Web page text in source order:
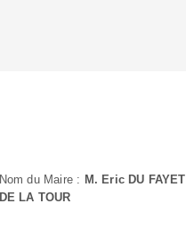
Nom du Maire : M. Eric DU FAYET
DE LA TOUR